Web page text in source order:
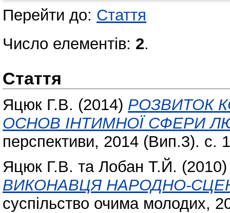
Перейти до: Стаття
Число елементів: 2.
Стаття
Яцюк Г.В. (2014) РОЗВИТОК
ОСНОВ ІНТИМНОЇ СФЕРИ
перспективи, 2014 (Вип.3). с.
Яцюк Г.В. та Лобан Т.Й.
ВИКОНАВЦЯ НАРОДНО-
суспільство очима молодих,